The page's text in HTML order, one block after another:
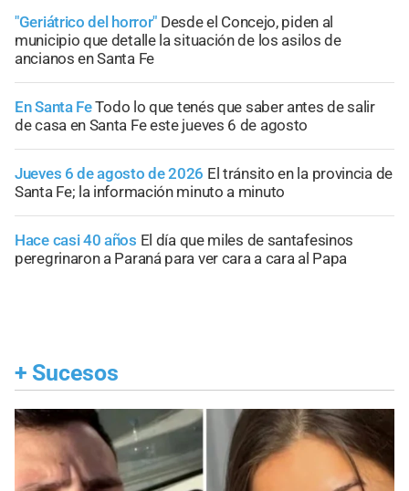
"Geriátrico del horror" Desde el Concejo, piden al
municipio que detalle la situación de los asilos de
ancianos en Santa Fe
En Santa FeTodo lo que tenés que saber antes de salir
de casa en Santa Fe este jueves 6 de agosto
Jueves 6 de agosto de 2026 El tránsito en la provincia de
Santa Fe; la información minuto a minuto
Hace casi 40 años El día que miles de santafesinos
peregrinaron a Paraná para ver cara a cara al Papa
+ Sucesos